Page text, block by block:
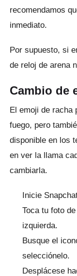
recomendamos
inmediato.
Por supuesto, si
de reloj de arena
Cambio de
El emoji de racha
fuego, pero
disponible en los
en ver la llama
cambiarla.
Inicie
Toca tu foto
izquierda.
Busque el
selecciónelo.
Desplácese